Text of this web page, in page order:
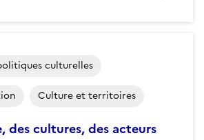
des cultures, des acteurs
culturelles
Culture et territoires